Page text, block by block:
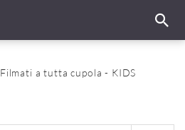
Filmati a tutta cupola - KIDS